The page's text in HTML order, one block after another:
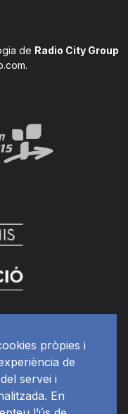
de Radio City Group
.
pròpies i
de
servei i
En